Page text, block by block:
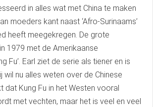
in alles wat met China te maken
moeders kant naast ‘Afro-Surinaams’
heeft meegekregen. De grote
1979 met de Amerikaanse
Fu’. Earl ziet de serie als tiener en is
wil nu alles weten over de Chinese
dat Kung Fu in het Westen vooral
met vechten, maar het is veel en veel